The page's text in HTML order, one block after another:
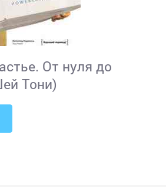
От нуля до
Тони)